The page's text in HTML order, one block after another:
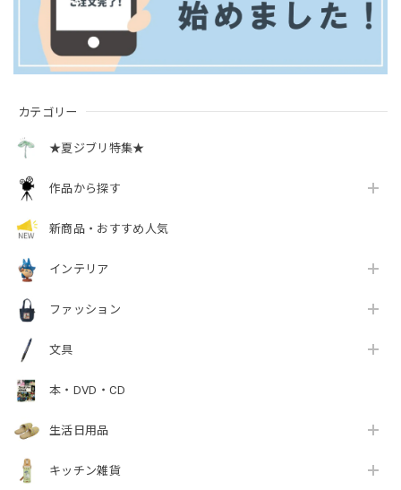
カテゴリー
★夏ジブリ特集★
作品から探す
新商品・おすすめ人気
インテリア
ファッション
文具
本・DVD・CD
生活日用品
キッチン雑貨